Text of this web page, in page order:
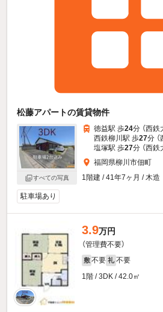
松藤アパートの賃貸物件
すべての写真
徳益駅 歩24分 （西鉄
西鉄柳川駅 歩27分 （
塩塚駅 歩27分 （西鉄
福岡県柳川市佃町
1階建 / 41年7ヶ月 / 木造
駐車場あり
3.9万円
（管理費不要）
敷 不要 礼 不要
1階 / 3DK / 42.0㎡